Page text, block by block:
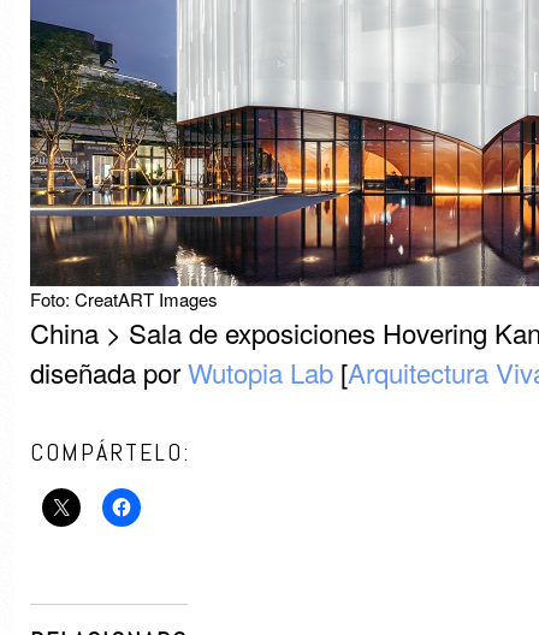
Foto: CreatART Images
China > Sala de exposiciones Hovering
diseñada porWutopia Lab[Arquitectura
COMPÁRTELO: